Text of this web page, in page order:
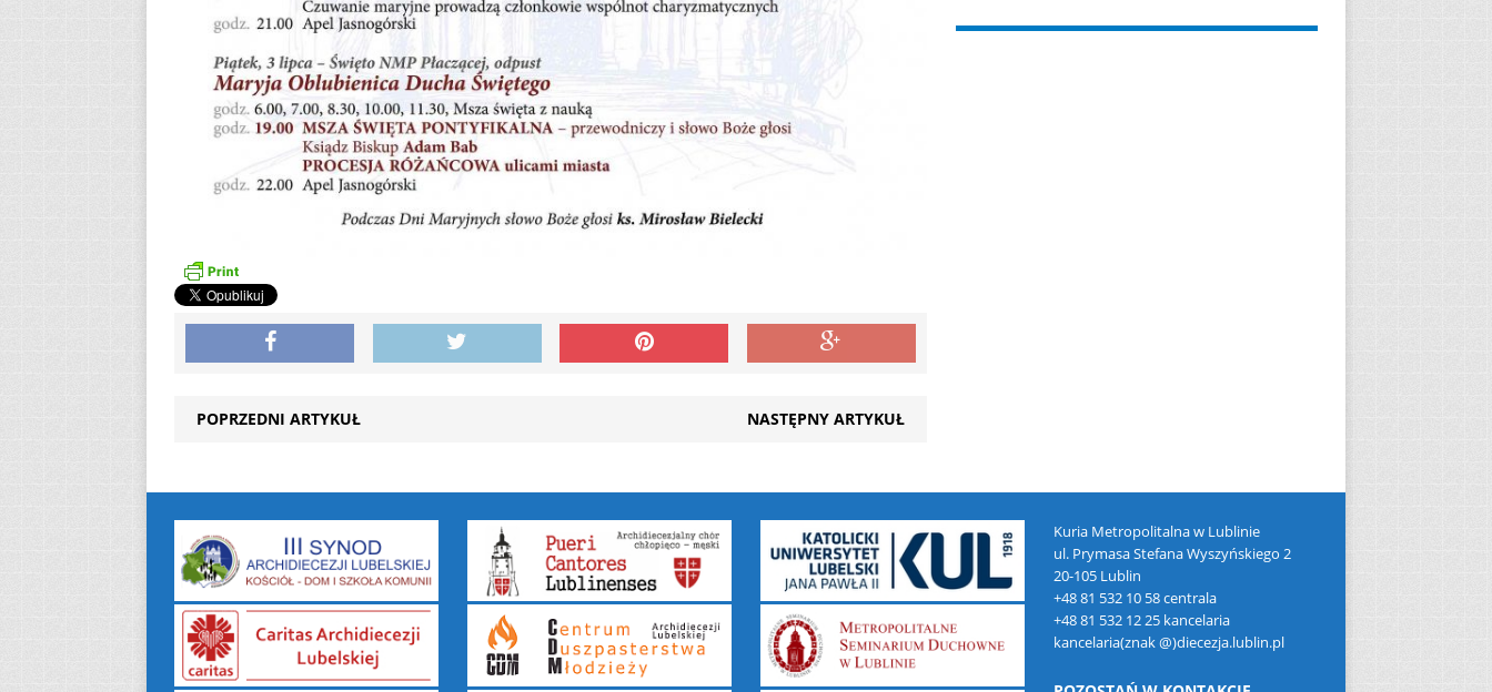
POPRZEDNI ARTYKUŁ NASTĘPNY ARTYKUŁ
Kuria Metropolitalna w Lublinie
ul. Prymasa Stefana Wyszyńskiego 2
20-105 Lublin
+48 81 532 10 58 centrala
+48 81 532 12 25 kancelaria
kancelaria(znak @)diecezja.lublin.pl